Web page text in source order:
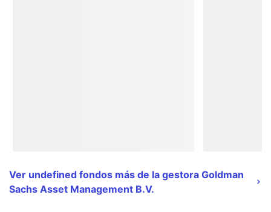
Ver undefined fondos más de la gestora Goldman
Sachs Asset Management B.V.